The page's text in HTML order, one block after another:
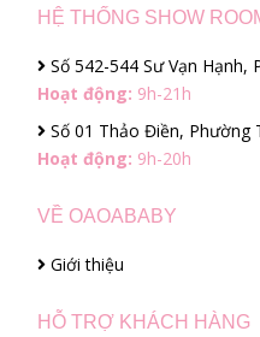
HỆ THỐNG SHOW
Số 542-544 Sư Vạn Hạnh,
Hoạt động: 9h-21h
Số 01 Thảo Điền, Phường
Hoạt động: 9h-20h
VỀ OAOABABY
Giới thiệu
HỖ TRỢ KHÁCH HÀNG